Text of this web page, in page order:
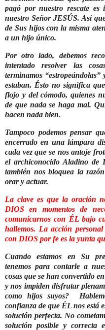
pagó por nuestro rescate es
nuestro Señor JESÚS. Así
de Sus hijos con la misma
a un hijo único.
Por otro lado, debemos
intentado resolver las
terminamos “estropeándolas”
estaban. Ésto no significa
flojo y del cómodo, quienes
de que nada se haga mal.
hacen nada bien.
Tampoco podemos pensar
encerrado en una lámpara
cada vez que se nos antoje
el archiconocido Aladino
también nos bloquea la
orar y actuar.
La clave es que la oración
DIOS en momentos de
comunicarnos con ÉL bajo
hallemos. La acción
con DIOS por fe es la yunta
Cuando estamos en Su
tenemos para contarle a
cosas que se han convertido
y nos impiden disfrutar
como hijos suyos?
confianza de que ÉL nos está
solución perfecta. No
solución posible y correcta